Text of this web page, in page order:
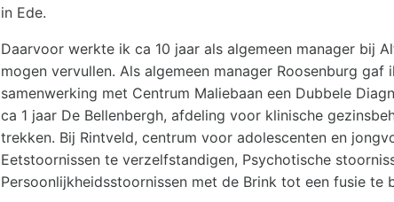
in Ede.
Daarvoor werkte ik ca 10 jaar als algemeen manager bij
mogen vervullen. Als algemeen manager Roosenburg
samenwerking met Centrum Maliebaan een Dubbele
ca 1 jaar De Bellenbergh, afdeling voor klinische
trekken. Bij Rintveld, centrum voor adolescenten en
Eetstoornissen te verzelfstandigen, Psychotische
Persoonlijkheidsstoornissen met de Brink tot een fusie te